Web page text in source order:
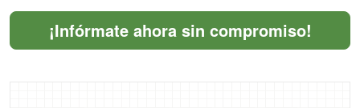
¡Infórmate ahora sin compromiso!